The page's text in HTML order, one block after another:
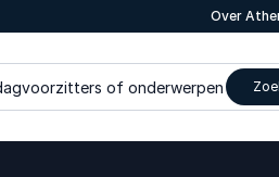
Over
of onderwerpen